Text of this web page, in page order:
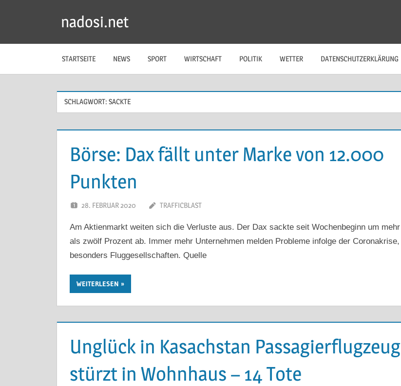
nadosi.net
STARTSEITE NEWS SPORT WIRTSCHAFT POLITIK WETTER DATENSCHUTZERKLÄRUNG
SCHLAGWORT: SACKTE
Börse: Dax fällt unter Marke von 12.000
Punkten
28. FEBRUAR 2020 TRAFFICBLAST
Am Aktienmarkt weiten sich die Verluste aus. Der Dax sackte seit Wochenbeginn um mehr
als zwölf Prozent ab. Immer mehr Unternehmen melden Probleme infolge der Coronakrise,
besonders Fluggesellschaften. Quelle
WEITERLESEN
Unglück in Kasachstan Passagierflugzeug
stürzt in Wohnhaus – 14 Tote